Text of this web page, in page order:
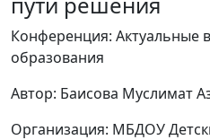
Конференция: Актуальные
образования
Автор: Баисова Муслимат
Организация: МБДОУ